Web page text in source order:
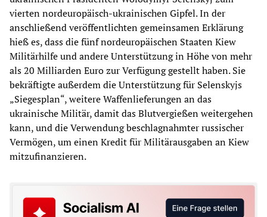
vierten nordeuropäisch-ukrainischen Gipfel. In der
anschließend veröffentlichten gemeinsamen Erklärung
hieß es, dass die fünf nordeuropäischen Staaten Kiew
Militärhilfe und andere Unterstützung in Höhe von mehr
als 20 Milliarden Euro zur Verfügung gestellt haben. Sie
bekräftigte außerdem die Unterstützung für Selenskyjs
„Siegesplan“, weitere Waffenlieferungen an das
ukrainische Militär, damit das Blutvergießen weitergehen
kann, und die Verwendung beschlagnahmter russischer
Vermögen, um einen Kredit für Militärausgaben an Kiew
mitzufinanzieren.